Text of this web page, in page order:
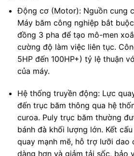
Động cơ (Motor): Nguồn cung
Máy băm công nghiệp bắt
đồng 3 pha để tạo mô-men
cường độ làm việc liên tục.
5HP đến 100HP+) tỷ lệ thuận
của máy.
Hệ thống truyền động: Lực
đến trục băm thông qua hệ
curoa. Puly trục băm thường
bánh đà khối lượng lớn. Kết
quay mạnh mẽ, hỗ trợ lưỡi dao
dàng hơn và giảm tải sốc, bảo